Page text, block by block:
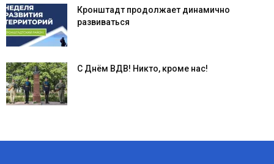
Кронштадт продолжает динамично
развиваться
С Днём ВДВ! Никто, кроме нас!